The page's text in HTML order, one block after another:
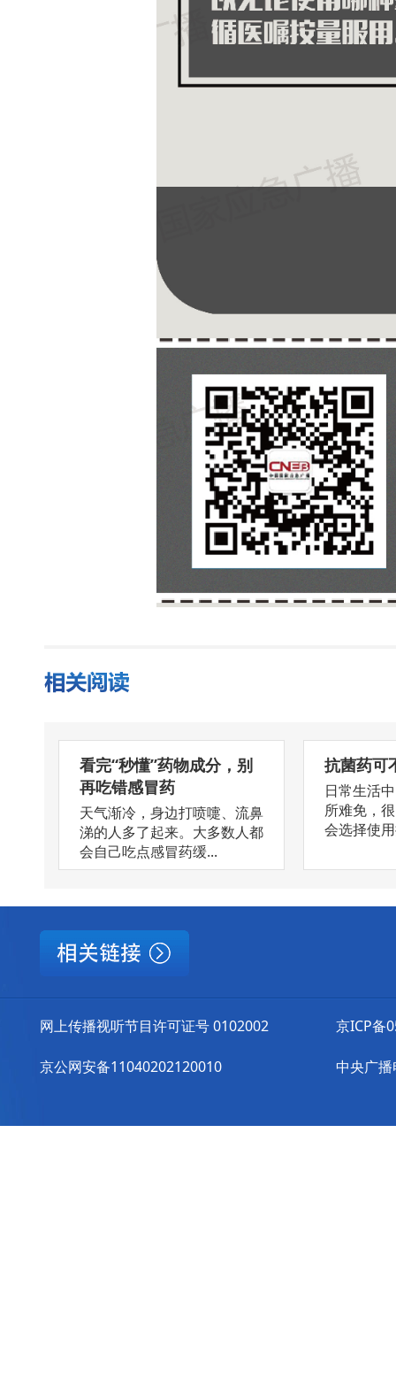
看完“秒懂”药物成分，别
再吃错感冒药
天气渐冷，身边打喷嚏、流鼻
涕的人多了起来。大多数人都
会自己吃点感冒药缓...
抗菌药可
日常生活
所难免，
会选择使
网上传播视听节目许可证号 0102002
京公网安备11040202120010
京ICP备
中央广